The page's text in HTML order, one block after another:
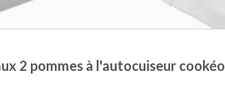
2 pommes à l'autocuiseur cookéo